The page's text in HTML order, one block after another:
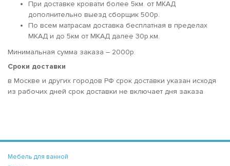
При доставке кровати более 5км. от МКАД
дополнительно выезд сборщик 500р.
По всем матрасам доставка бесплатная в пределах
МКАД и до 5км от МКАД далее 30р.км.
Минимальная сумма заказа – 2000р.
Сроки доставки
в Москве и других городов РФ срок доставки указан исходя
из рабочих дней срок доставки не включает дня заказа
Мебель для ванной